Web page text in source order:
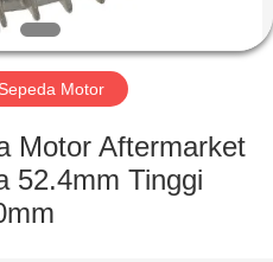
Motor
Motor Aftermarket
52.4mm Tinggi